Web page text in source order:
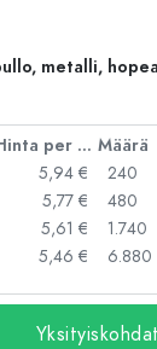
metalli,
Hinta per kpl Määrä
5,94 €
5,77 €
5,61 €
5,46 €
240
480
1.740
6.880
Yksityiskohdat